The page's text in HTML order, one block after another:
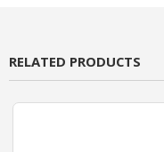
RELATED PRODUCTS